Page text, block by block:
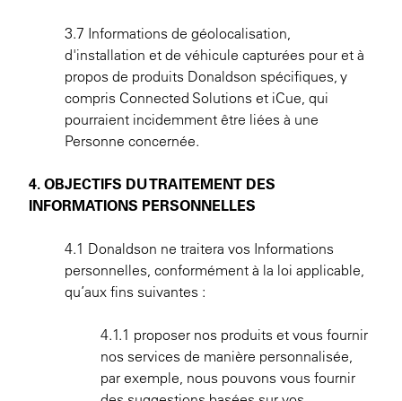
3.7 Informations de géolocalisation,
d'installation et de véhicule capturées pour et à
propos de produits Donaldson spécifiques, y
compris Connected Solutions et iCue, qui
pourraient incidemment être liées à une
Personne concernée.
4. OBJECTIFS DU TRAITEMENT DES
INFORMATIONS PERSONNELLES
4.1 Donaldson ne traitera vos Informations
personnelles, conformément à la loi applicable,
qu’aux fins suivantes :
4.1.1 proposer nos produits et vous fournir
nos services de manière personnalisée,
par exemple, nous pouvons vous fournir